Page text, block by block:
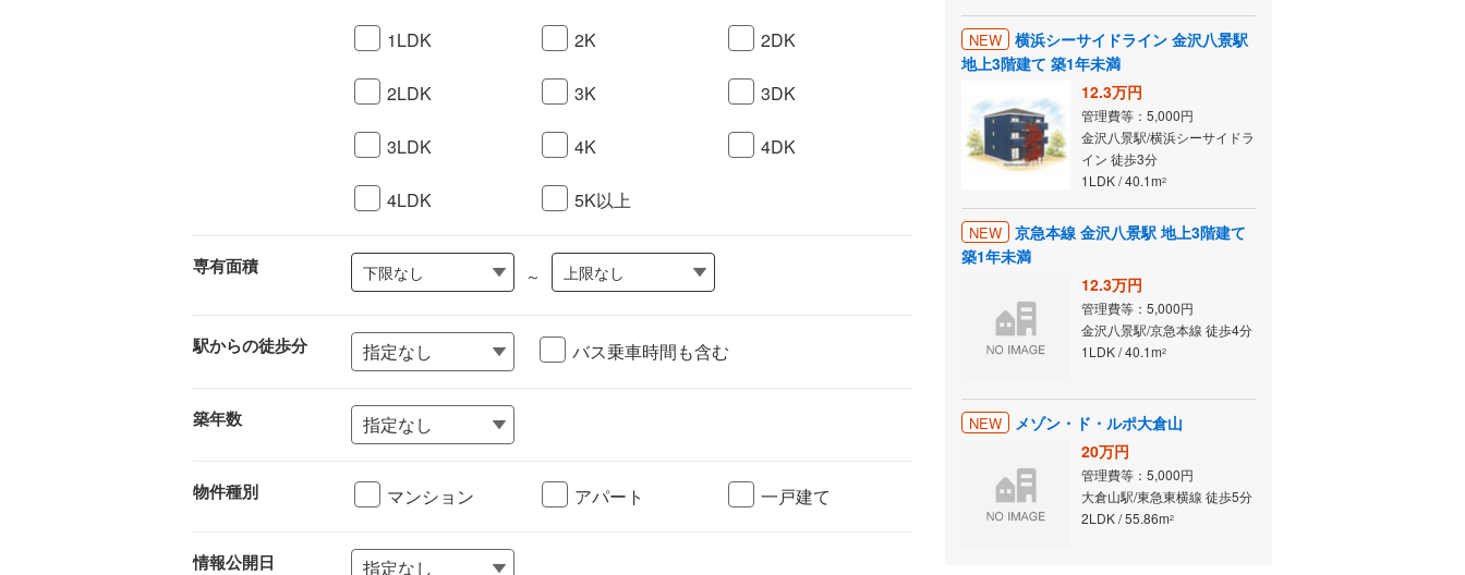
1LDK 2K 2DK
2LDK 3K 3DK
3LDK 4K 4DK
4LDK 5K以上
専有面積 下限なし ～ 上限なし
駅からの徒歩分 バス乗車時間も含む
築年数
物件種別 マンション アパート 一戸建て
情報公開日
NEW
横浜シーサイドライン 金沢八景駅
地上3階建て 築1年未満
12.3万円
管理費等：5,000円
金沢八景駅/横浜シーサイドラ
イン 徒歩3分
1LDK / 40.1m2
NEW
京急本線 金沢八景駅 地上3階建て
築1年未満
12.3万円
管理費等：5,000円
金沢八景駅/京急本線 徒歩4分
1LDK / 40.1m2
NEW
メゾン・ド・ルポ大倉山
20万円
管理費等：5,000円
大倉山駅/東急東横線 徒歩5分
2LDK / 55.86m2